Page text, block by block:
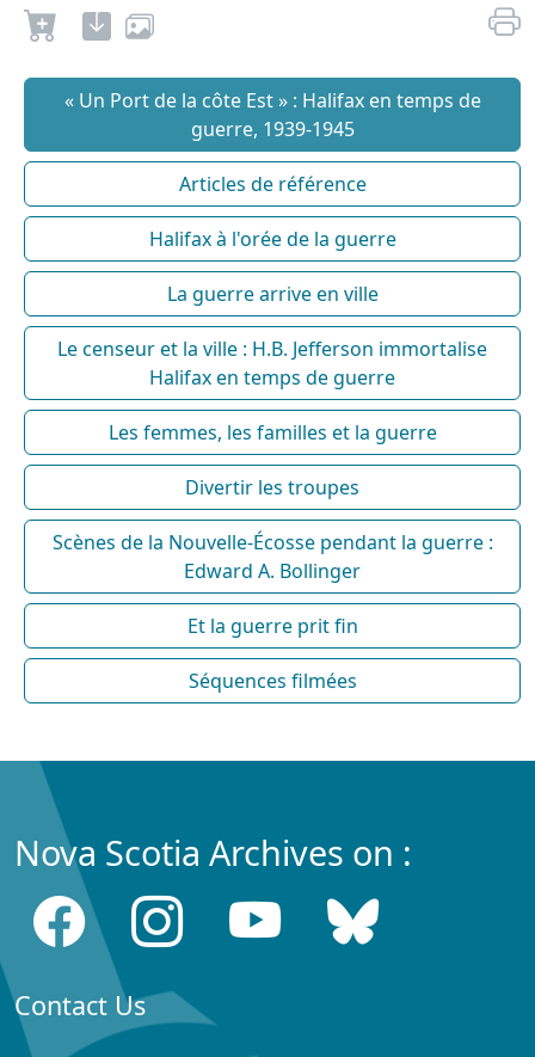
« Un Port de la côte Est » : Halifax en temps de
guerre, 1939-1945
Articles de référence
Halifax à l'orée de la guerre
La guerre arrive en ville
Le censeur et la ville : H.B. Jefferson immortalise
Halifax en temps de guerre
Les femmes, les familles et la guerre
Divertir les troupes
Scènes de la Nouvelle-Écosse pendant la guerre :
Edward A. Bollinger
Et la guerre prit fin
Séquences filmées
Nova Scotia Archives on :
Contact Us